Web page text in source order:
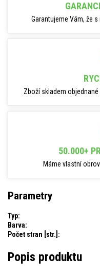
Garantujeme Vám, že
Zboží skladem
50.000+
Máme vlastní
Parametry
Typ:
Barva:
Počet stran [str.]:
Popis produktu